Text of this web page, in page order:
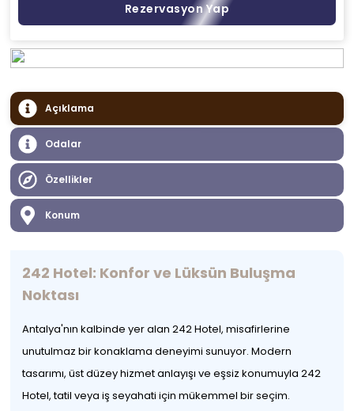
Rezervasyon Yap
Açıklama
Odalar
Özellikler
Konum
242 Hotel: Konfor ve Lüksün Buluşma
Noktası
Antalya'nın kalbinde yer alan 242 Hotel, misafirlerine
unutulmaz bir konaklama deneyimi sunuyor. Modern
tasarımı, üst düzey hizmet anlayışı ve eşsiz konumuyla 242
Hotel, tatil veya iş seyahati için mükemmel bir seçim.